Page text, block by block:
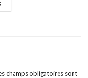
champs obligatoires sont